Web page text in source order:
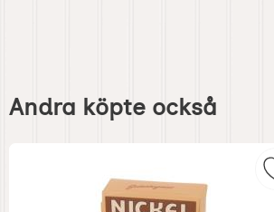
över
andra
också
Andra köpte också